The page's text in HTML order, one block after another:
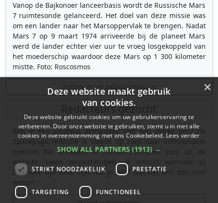
Vanop de Bajkonoer lanceerbasis wordt de Russische Mars
7 ruimtesonde gelanceerd. Het doel van deze missie was
om een lander naar het Marsoppervlak te brengen. Nadat
Mars 7 op 9 maart 1974 arriveerde bij de planeet Mars
werd de lander echter vier uur te vroeg losgekoppeld van
het moederschip waardoor deze Mars op 1 300 kilometer
mistte. Foto: Roscosmos
Ontdek meer gebeurtenissen
Redacteurs gezocht
Ben je een amateur astronoom met een sterke pen? De
Spacepage redactie is steeds op zoek naar enthousiaste
mensen die artikelen of nieuws schrijven voor op de
website. Geen verplichtingen, je schrijft wanneer jij
daarvoor tijd vind. Lijkt het je iets? laat het ons dan snel
×
Deze website maakt gebruik
van cookies.
Deze website gebruikt cookies om uw gebruikerservaring te
verbeteren. Door onze website te gebruiken, stemt u in met alle
cookies in overeenstemming met ons Cookiebeleid. Lees verder
SHOW ALL PARTNERS (1913) →
STRIKT NOODZAKELIJK PRESTATIE
TARGETING FUNCTIONEEL